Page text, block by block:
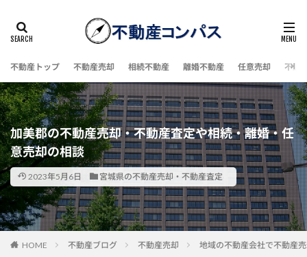
不動産トップ 不動産売却 相続不動産 離婚不動産 任意売却 不動
加美郡の不動産売却・不動産査定や相続・離婚・任
意売却の相談
2023年5月6日 宮城県の不動産売却・不動産査定
HOME 不動産ブログ 不動産売却 地域の不動産会社で不動産